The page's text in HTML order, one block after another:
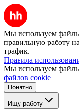
Мы используем
правильную работу
трафик.
Правила
Мы используем
файлов cookie
Понятно
Ищу работу